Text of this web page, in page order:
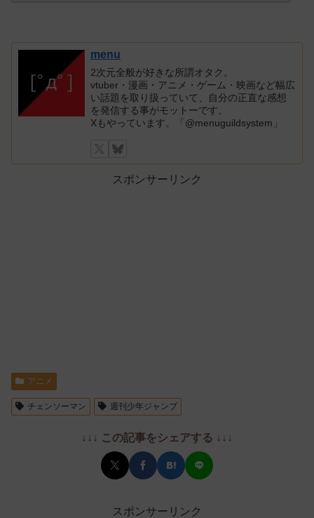
menu
2次元全般が好きな所謂オタク。
vtuber・漫画・アニメ・ゲーム・映画など幅広
い話題を取り扱っていて、自分の正直な感想
を発信する事がモットーです。
Xもやっています。「@menuguildsystem」
スポンサーリンク
アニメ
チェンソーマン 週刊少年ジャンプ
↓↓↓ この記事をシェアする ↓↓↓
スポンサーリンク